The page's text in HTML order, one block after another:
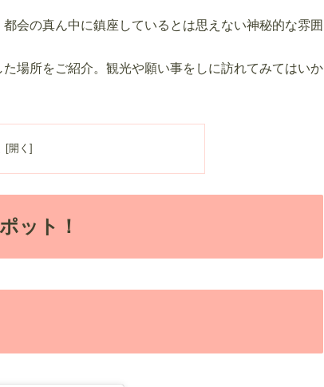
会の真ん中に鎮座しているとは思えない神秘的な雰囲
場所をご紹介。観光や願い事をしに訪れてみてはいか
ット！